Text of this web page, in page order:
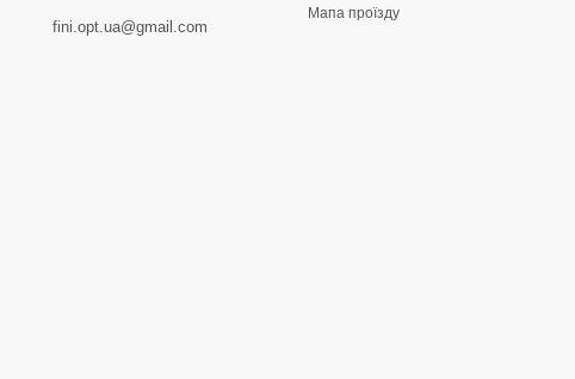
fini.opt.ua@gmail.com
Мапа проїзду